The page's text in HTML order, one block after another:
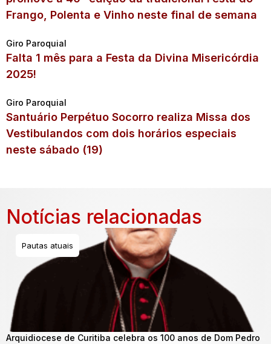
Frango, Polenta e Vinho neste final de semana
Giro Paroquial
Falta 1 mês para a Festa da Divina Misericórdia
2025!
Giro Paroquial
Santuário Perpétuo Socorro realiza Missa dos
Vestibulandos com dois horários especiais
neste sábado (19)
Notícias relacionadas
Pautas atuais
Arquidiocese de Curitiba celebra os 100 anos de Dom Pedro